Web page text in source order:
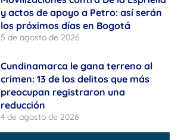
y actos de apoyo a Petro: así serán
los próximos días en Bogotá
5 de agosto de 2026
Cundinamarca le gana terreno al
crimen: 13 de los delitos que más
preocupan registraron una
reducción
4 de agosto de 2026